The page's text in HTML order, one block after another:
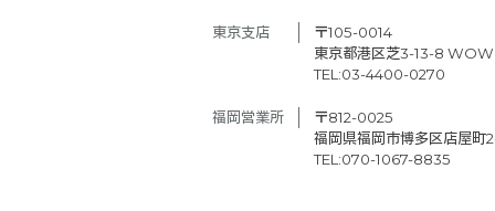
東京支店
〒105-0014
東京都港区芝3-13-8
TEL:03-4400-0270
福岡営業所
〒812-0025
福岡県福岡市博多区店屋町
TEL:070-1067-8835